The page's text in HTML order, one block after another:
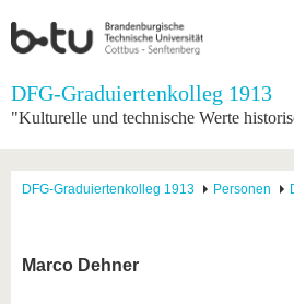
Startseite
Forschung
Förderung
Profil
DFG-Graduiertenkolleg 1913
"Kulturelle und technische Werte
DFG-Graduiertenkolleg 1913 Personen
Marco Dehner